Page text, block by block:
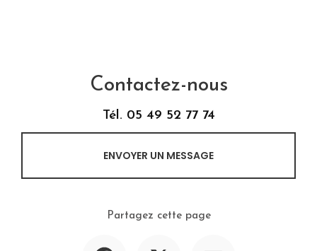
Contactez-nous
Tél. 05 49 52 77 74
ENVOYER UN MESSAGE
Partagez cette page